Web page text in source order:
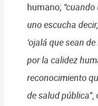
humano;
uno escucha
‘ojalá que sean
por la calidez
reconocimiento
de salud pública”,